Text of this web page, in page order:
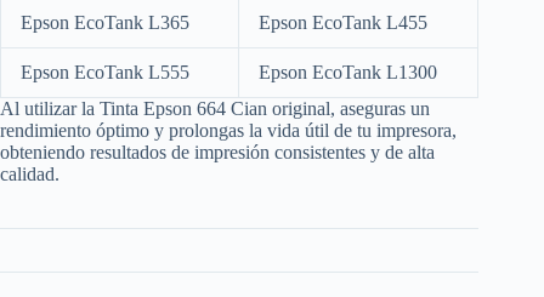
Epson EcoTank L365 Epson EcoTank L455
Epson EcoTank L555
Epson EcoTank L1300
Al utilizar la Tinta Epson 664 Cian original, aseguras un
rendimiento óptimo y prolongas la vida útil de tu impresora,
obteniendo resultados de impresión consistentes y de alta
calidad.